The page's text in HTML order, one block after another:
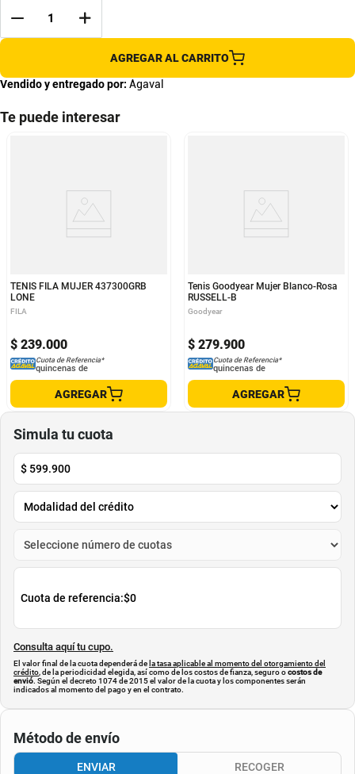
AGREGAR AL CARRITO
Vendido y entregado por: Agaval
Te puede interesar
TENIS FILA MUJER 437300GRB
LONE
FILA
$ 239.000
Cuota de Referencia*
quincenas de
AGREGAR
Tenis Goodyear Mujer Blanco-Rosa
RUSSELL-B
Goodyear
$ 279.900
Cuota de Referencia*
quincenas de
AGREGAR
Simula tu cuota
$ 599.900
Cuota de referencia:$0
Consulta aquí tu cupo.
El valor final de la cuota dependerá de la tasa aplicable al momento del otorgamiento del
crédito , de la periodicidad elegida, así como de los costos de fianza, seguro ocostos de
envió. Según el decreto 1074 de 2015 el valor de la cuota y los componentes serán
indicados al momento del pago y en el contrato.
Método de envío
ENVIAR RECOGER